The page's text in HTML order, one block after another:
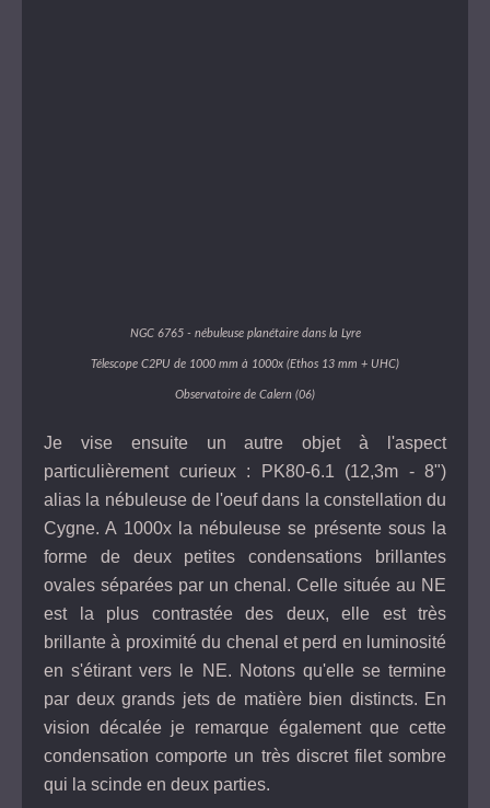
NGC 6765 - nébuleuse planétaire dans la Lyre
Télescope C2PU de 1000 mm à 1000x (Ethos 13 mm + UHC)
Observatoire de Calern (06)
Je vise ensuite un autre objet à l'aspect
particulièrement curieux : PK80-6.1 (12,3m - 8")
alias la nébuleuse de l'oeuf dans la constellation du
Cygne. A 1000x la nébuleuse se présente sous la
forme de deux petites condensations brillantes
ovales séparées par un chenal. Celle située au NE
est la plus contrastée des deux, elle est très
brillante à proximité du chenal et perd en luminosité
en s'étirant vers le NE. Notons qu'elle se termine
par deux grands jets de matière bien distincts. En
vision décalée je remarque également que cette
condensation comporte un très discret filet sombre
qui la scinde en deux parties.